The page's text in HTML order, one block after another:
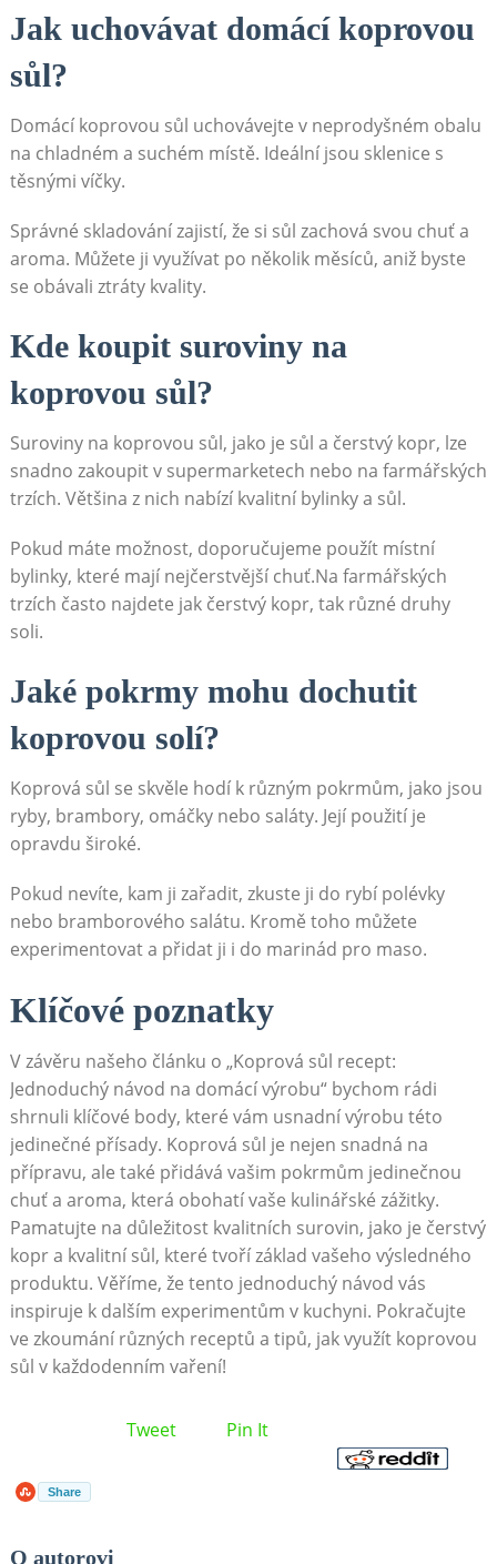
Jak uchovávat domácí ‍koprovou
sůl?
Domácí koprovou⁣ sůl uchovávejte v neprodyšném obalu
na chladném⁣ a suchém ⁢místě. ⁣Ideální⁢ jsou​ sklenice s
těsnými víčky.
Správné skladování zajistí, že si ⁢sůl ⁣zachová svou chuť a‌
aroma. Můžete ji využívat‍ po několik měsíců, ⁣aniž byste
⁢se obávali⁤ ztráty ⁤kvality.
Kde koupit ⁣suroviny ⁢na
koprovou sůl?
Suroviny na koprovou⁤ sůl, jako je sůl⁢ a čerstvý kopr, lze
⁢snadno zakoupit v supermarketech​ nebo ⁣na farmářských
⁤trzích. Většina ⁢z⁣ nich ⁣nabízí kvalitní bylinky a ⁢sůl.
Pokud máte možnost,​ doporučujeme použít místní
bylinky, které mají nejčerstvější chuť.Na⁢ farmářských
trzích často najdete jak čerstvý kopr, tak různé⁤ druhy
soli.
Jaké pokrmy mohu dochutit
‍koprovou solí?
Koprová ⁣sůl se skvěle hodí k různým ​pokrmům, jako ​jsou
ryby, brambory, omáčky nebo‌ saláty. Její ‍použití ‍je
opravdu​ široké.
Pokud nevíte, kam ji ⁣zařadit, zkuste ji do rybí polévky
nebo bramborového salátu.​ Kromě ⁤toho ‌můžete
experimentovat a přidat ji i‌ do ⁢marinád pro maso.
Klíčové poznatky
V závěru našeho ‍článku o „Koprová sůl ‍recept:
Jednoduchý návod na domácí výrobu“ bychom rádi
shrnuli‌ klíčové body,⁤ které vám usnadní výrobu této
jedinečné přísady.‍ Koprová sůl je nejen snadná⁤ na
přípravu, ale také ​přidává vašim pokrmům jedinečnou
chuť ⁤a ‍aroma, ⁤která⁢ obohatí‍ vaše kulinářské zážitky.
Pamatujte⁤ na důležitost kvalitních surovin, jako je čerstvý
kopr a kvalitní sůl, které tvoří základ vašeho výsledného
‌produktu.⁣ Věříme, že​ tento jednoduchý návod vás
inspiruje k dalším experimentům v kuchyni. ⁢Pokračujte
ve zkoumání různých receptů ‍a tipů, ​jak využít​ koprovou
‌sůl ⁢v každodenním ‌vaření!
Tweet Pin It
Share
O autorovi